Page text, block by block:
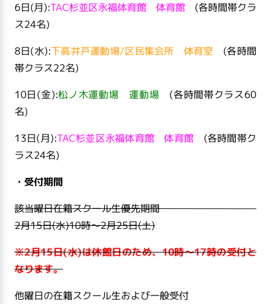
6日(月):TAC杉並区永福体育館 体育館 (各時間帯クラ
ス24名)
8日(水):下高井戸運動場/区民集会所 体育室 (各時間
帯クラス22名)
10日(金):松ノ木運動場 運動場 (各時間帯クラス60
名)
13日(月):TAC杉並区永福体育館 体育館 (各時間帯ク
ラス24名)
・受付期間
該当曜日在籍スクール生優先期間
2月15日(水)10時～2月25日(土)
※2月15日(水)は休館日のため、10時～17時の受付と
なります。
他曜日の在籍スクール生および一般受付